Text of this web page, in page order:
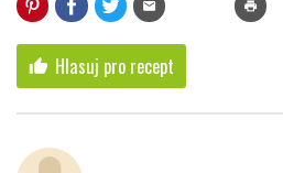
mail print
thumb_up Hlasuj pro recept